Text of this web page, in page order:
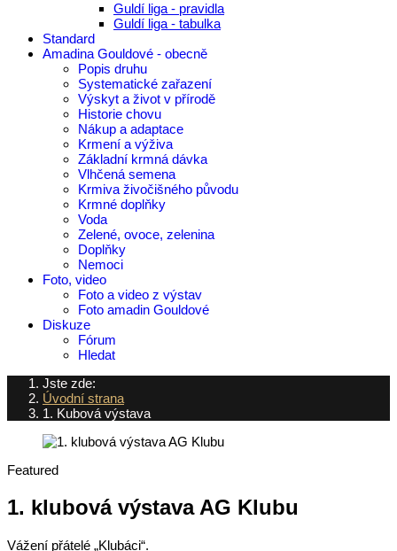
Guldí liga - pravidla
Guldí liga - tabulka
Standard
Amadina Gouldové - obecně
Popis druhu
Systematické zařazení
Výskyt a život v přírodě
Historie chovu
Nákup a adaptace
Krmení a výživa
Základní krmná dávka
Vlhčená semena
Krmiva živočišného původu
Krmné doplňky
Voda
Zelené, ovoce, zelenina
Doplňky
Nemoci
Foto, video
Foto a video z výstav
Foto amadin Gouldové
Diskuze
Fórum
Hledat
Jste zde:
Úvodní strana
1. Kubová výstava
Featured
1. klubová výstava AG Klubu
Vážení přátelé „Klubáci“.